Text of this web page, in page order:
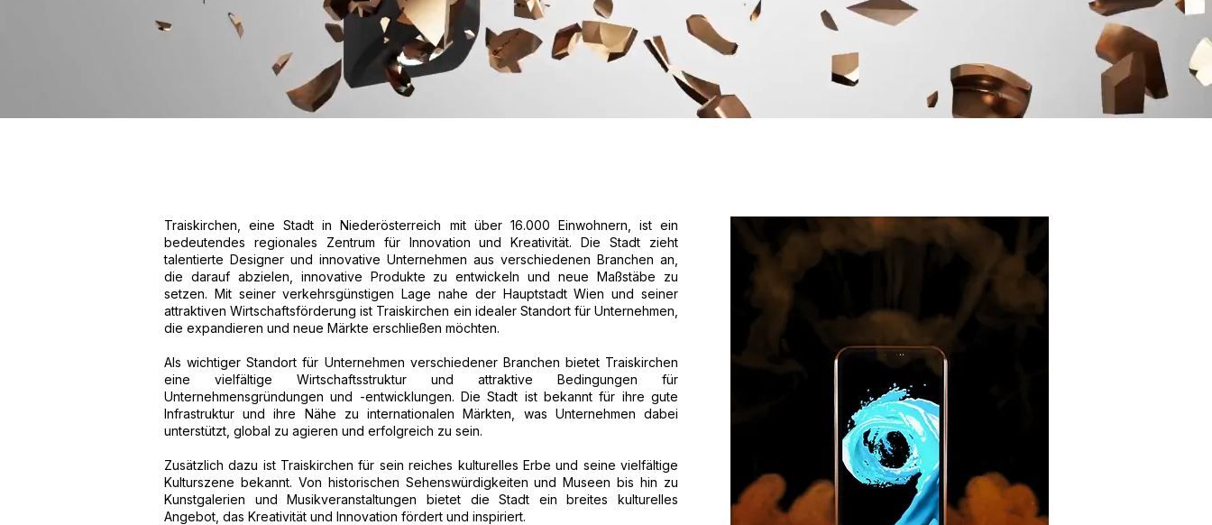
Traiskirchen, eine Stadt in Niederösterreich mit über 16.000 Einwohnern, ist ein
bedeutendes regionales Zentrum für Innovation und Kreativität. Die Stadt zieht
talentierte Designer und innovative Unternehmen aus verschiedenen Branchen an,
die darauf abzielen, innovative Produkte zu entwickeln und neue Maßstäbe zu
setzen. Mit seiner verkehrsgünstigen Lage nahe der Hauptstadt Wien und seiner
attraktiven Wirtschaftsförderung ist Traiskirchen ein idealer Standort für Unternehmen,
die expandieren und neue Märkte erschließen möchten.
Als wichtiger Standort für Unternehmen verschiedener Branchen bietet Traiskirchen
eine vielfältige Wirtschaftsstruktur und attraktive Bedingungen für
Unternehmensgründungen und -entwicklungen. Die Stadt ist bekannt für ihre gute
Infrastruktur und ihre Nähe zu internationalen Märkten, was Unternehmen dabei
unterstützt, global zu agieren und erfolgreich zu sein.
Zusätzlich dazu ist Traiskirchen für sein reiches kulturelles Erbe und seine vielfältige
Kulturszene bekannt. Von historischen Sehenswürdigkeiten und Museen bis hin zu
Kunstgalerien und Musikveranstaltungen bietet die Stadt ein breites kulturelles
Angebot, das Kreativität und Innovation fördert und inspiriert.